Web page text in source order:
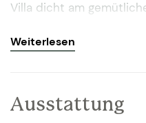
Villa dicht am
Gelände, das mit einem
der private Pool mit
Weiterlesen
Ausstattung